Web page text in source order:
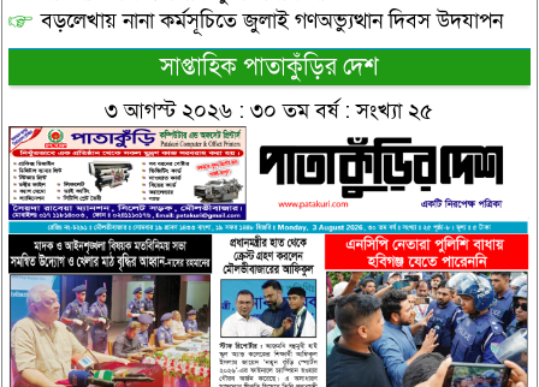
বড়লেখায় নানা কর্মসূচিতে জুলাই গণঅভ্যুত্থান দিবস উদযাপন
সাপ্তাহিক পাতাকুঁড়ির দেশ
৩ আগস্ট ২০২৬ : ৩০ তম বর্ষ : সংখ্যা ২৫